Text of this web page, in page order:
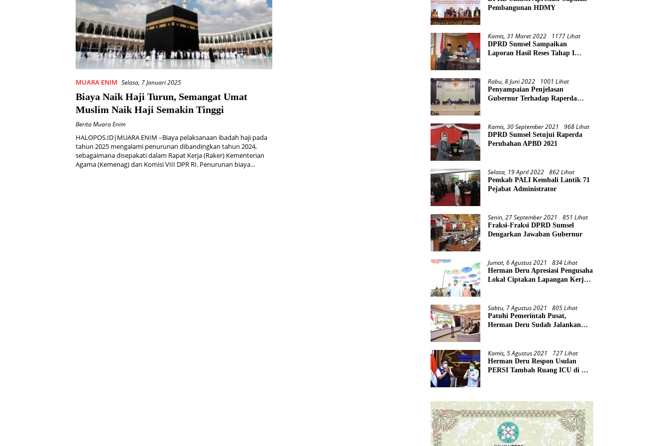
MUARA ENIM Selasa, 7 Januari 2025
Biaya Naik Haji Turun, Semangat Umat
Muslim Naik Haji Semakin Tinggi
Berita Muara Enim
HALOPOS.ID|MUARA ENIM –Biaya pelaksanaan ibadah haji pada
tahun 2025 mengalami penurunan dibandingkan tahun 2024,
sebagaimana disepakati dalam Rapat Kerja (Raker) Kementerian
Agama (Kemenag) dan Komisi VIII DPR RI. Penurunan biaya…
Pembangunan HDMY
Kamis, 31 Maret 2022 1177 Lihat
DPRD Sumsel Sampaikan
Laporan Hasil Reses Tahap I
Rabu, 8 Juni 2022 1001 Lihat
Penyampaian Penjelasan
Gubernur Terhadap Raperda
Kamis, 30 September 2021 968 Lihat
DPRD Sumsel Setujui Raperda
Perubahan APBD 2021
Selasa, 19 April 2022 862 Lihat
Pemkab PALI Kembali Lantik 71
Pejabat Administrator
Senin, 27 September 2021 851 Lihat
Fraksi-Fraksi DPRD Sumsel
Dengarkan Jawaban Gubernur
Jumat, 6 Agustus 2021 834 Lihat
Herman Deru Apresiasi Pengusaha
Lokal Ciptakan Lapangan Kerja
Sabtu, 7 Agustus 2021 805 Lihat
Patuhi Pemerintah Pusat,
Herman Deru Sudah Jalankan
Kamis, 5 Agustus 2021 727 Lihat
Herman Deru Respon Usulan
PERSI Tambah Ruang ICU di RS